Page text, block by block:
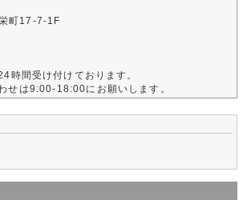
町17-7-1F
時間受け付けております。
せは9:00-18:00にお願いします。